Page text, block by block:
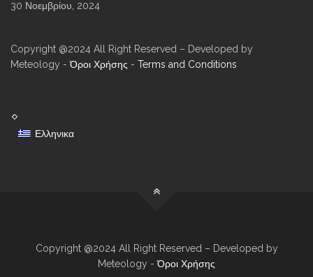
30 Νοεμβρίου, 2024
Copyright @2024 All Right Reserved – Developed by
Meteology -Όροι Χρήσης - Terms and Conditions
Ελληνικα
Copyright @2024 All Right Reserved – Developed by
Meteology -Όροι Χρήσης